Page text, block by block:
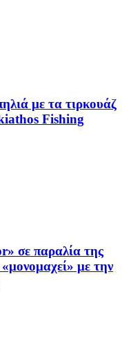
με τα τιρκουάζ
Fishing
σε παραλία της
με την